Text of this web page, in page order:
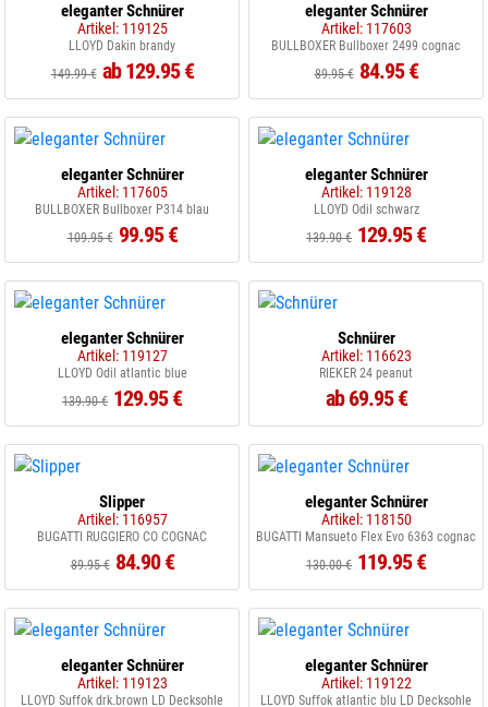
eleganter Schnürer
Artikel: 119125
LLOYD Dakin brandy
149.99 € ab 129.95 €
eleganter Schnürer
Artikel: 117603
BULLBOXER Bullboxer 2499 cognac
89.95 € 84.95 €
eleganter Schnürer
Artikel: 117605
BULLBOXER Bullboxer P314 blau
109.95 € 99.95 €
eleganter Schnürer
Artikel: 119128
LLOYD Odil schwarz
139.90 € 129.95 €
eleganter Schnürer
Artikel: 119127
LLOYD Odil atlantic blue
139.90 € 129.95 €
Schnürer
Artikel: 116623
RIEKER 24 peanut
ab 69.95 €
Slipper
Artikel: 116957
BUGATTI RUGGIERO CO COGNAC
89.95 € 84.90 €
eleganter Schnürer
Artikel: 118150
BUGATTI Mansueto Flex Evo 6363 cognac
130.00 € 119.95 €
eleganter Schnürer
Artikel: 119123
LLOYD Suffok drk.brown LD Decksohle
eleganter Schnürer
Artikel: 119122
LLOYD Suffok atlantic blu LD Decksohle